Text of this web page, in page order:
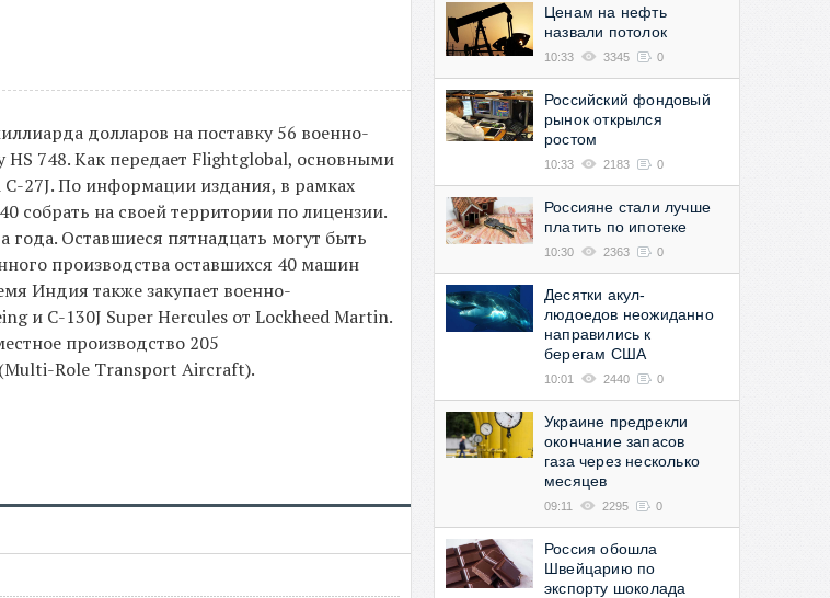
долларов на поставку 56 военно-
HS 748. Как передает Flightglobal, основными
C-27J. По информации издания, в рамках
собрать на своей территории по лицензии.
Оставшиеся пятнадцать могут быть
производства оставшихся 40 машин
Индия также закупает военно-
и C-130J Super Hercules от Lockheed Martin.
производство 205
Role Transport Aircraft).
Ценам на нефть
назвали потолок
10:33 3345 0
Российский фондовый
рынок открылся
ростом
10:33 2183 0
Россияне стали лучше
платить по ипотеке
10:30 2363 0
Десятки акул-
людоедов неожиданно
направились к
берегам США
10:01 2440 0
Украине предрекли
окончание запасов
газа через несколько
месяцев
09:11 2295 0
Россия обошла
Швейцарию по
экспорту шоколада